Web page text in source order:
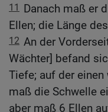
11
Danach maß er
Ellen; die Länge
12 An der
Wächter] befand
Tiefe; auf der
maß die Schwelle
aber maß 6 Ellen